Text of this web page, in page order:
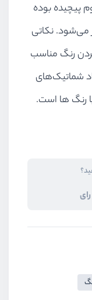
پیچیده بوده
می‌شود. نکاتی
کردن رنگ مناسب
شماتیک‌های
رنگ ها است.